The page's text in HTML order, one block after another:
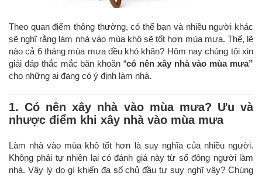
Theo quan điểm thông thường, có thể bạn và nhiều người khác
sẽ nghĩ rằng làm nhà vào mùa khô sẽ tốt hơn mùa mưa. Thế, lẽ
nào cả 6 tháng mùa mưa đều khó khăn? Hôm nay chúng tôi xin
giải đáp thắc mắc băn khoăn “có nên xây nhà vào mùa mưa”
cho những ai đang có ý định làm nhà.
1. Có nên xây nhà vào mùa mưa? Ưu và
nhược điểm khi xây nhà vào mùa mưa
Làm nhà vào mùa khô tốt hơn là suy nghĩa của nhiều người.
Không phải tự nhiên lại có đánh giá này từ số đông người làm
nhà. Vậy lý do gì khiến đa số chủ đầu tư suy nghĩ vậy? Chúng